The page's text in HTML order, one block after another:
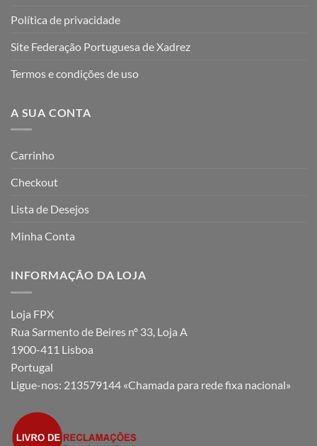
Política de privacidade
Site Federação Portuguesa de Xadrez
Termos e condições de uso
A SUA CONTA
Carrinho
Checkout
Lista de Desejos
Minha Conta
INFORMAÇÃO DA LOJA
Loja FPX
Rua Sarmento de Beires nº 33, Loja A
1900-411 Lisboa
Portugal
Ligue-nos: 213579144 «Chamada para rede fixa nacional»